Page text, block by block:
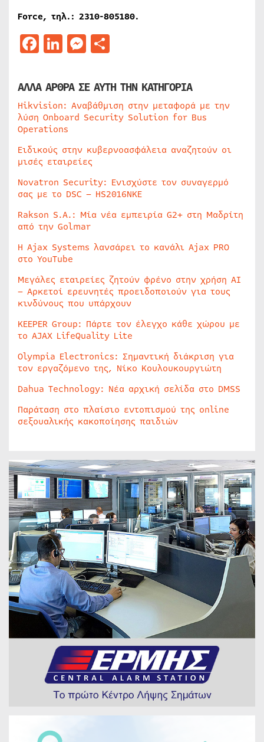
Force, τηλ.: 2310-805180.
Facebook
LinkedIn
Messenger
ΑΛΛΑ ΑΡΘΡΑ ΣΕ ΑΥΤΗ ΤΗΝ ΚΑΤΗΓΟΡΙΑ
Hikvision: Αναβάθμιση στην μεταφορά με την
λύση Onboard Security Solution for Bus
Operations
Ειδικούς στην κυβερνοασφάλεια αναζητούν οι
μισές εταιρείες
Novatron Security: Ενισχύστε τον συναγερμό
σας με το DSC – HS2016NKE
Rakson S.A.: Μία νέα εμπειρία G2+ στη Μαδρίτη
από την Golmar
Η Ajax Systems λανσάρει το κανάλι Ajax PRO
στο YouTube
Μεγάλες εταιρείες ζητούν φρένο στην χρήση AI
– Αρκετοί ερευνητές προειδοποιούν για τους
κινδύνους που υπάρχουν
KEEPER Group: Πάρτε τον έλεγχο κάθε χώρου με
το AJAX LifeQuality Lite
Olympia Electronics: Σημαντική διάκριση για
τον εργαζόμενο της, Νίκο Κουλουκουργιώτη
Dahua Technology: Νέα αρχική σελίδα στο DMSS
Παράταση στο πλαίσιο εντοπισμού της online
σεξουαλικής κακοποίησης παιδιών